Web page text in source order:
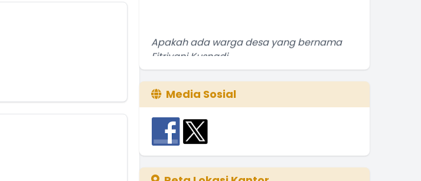
Fitriyani Kusnadi
Ali
17 Desember 2023 13:55:14
Media Sosial